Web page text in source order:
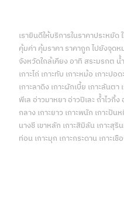
เรายินดีให้บริการในราคาประหยั
คุ้มค่า คุ้มราคา ราคาถูก ไปยังจุด
จังหวัดใกล้เคียง อาทิ สระมรกต
เกาะไก่ เกาะทับ เกาะหม้อ เกาะป
เกาะลาดิง เกาะผักเบี้ย เกาะลันต
พีเล อ่าวมาหยา อ่าวปิเละ ถ้ำไวกิ้ง
กลาง เกาะยาว เกาะพนัก เกาะปั
นางชี เขาหลัก เกาะสิมิลัน เกาะสุริน
ท่อน เกาะมุก เกาะกระดาน เกาะเ